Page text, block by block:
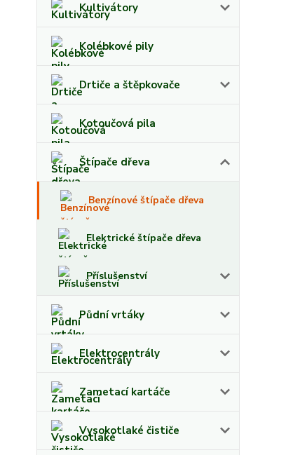
Kultivátory
Kolébkové pily
Drtiče a štěpkovače
Kotoučová pila
Štípače dřeva
Benzínové štípače dřeva
Elektrické štípače dřeva
Příslušenství
Půdní vrtáky
Elektrocentrály
Zametací kartáče
Vysokotlaké čističe